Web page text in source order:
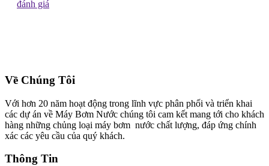
đánh giá
Về Chúng Tôi
Với hơn 20 năm hoạt động trong lĩnh vực phân phối và triển khai
các dự án về Máy Bơm Nước chúng tôi cam kết mang tới cho khách
hàng những chủng loại máy bơm nước chất lượng, đáp ứng chính
xác các yêu cầu của quý khách.
Thông Tin